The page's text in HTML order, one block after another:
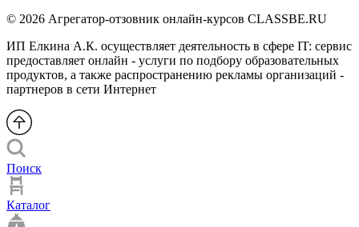
© 2026 Агрегатор-отзовник онлайн-курсов CLASSBE.RU
ИП Елкина А.К. осуществляет деятельность в сфере IT: сервис
предоставляет онлайн - услуги по подбору образовательных
продуктов, а также распространению рекламы организаций -
партнеров в сети Интернет
Поиск
Каталог